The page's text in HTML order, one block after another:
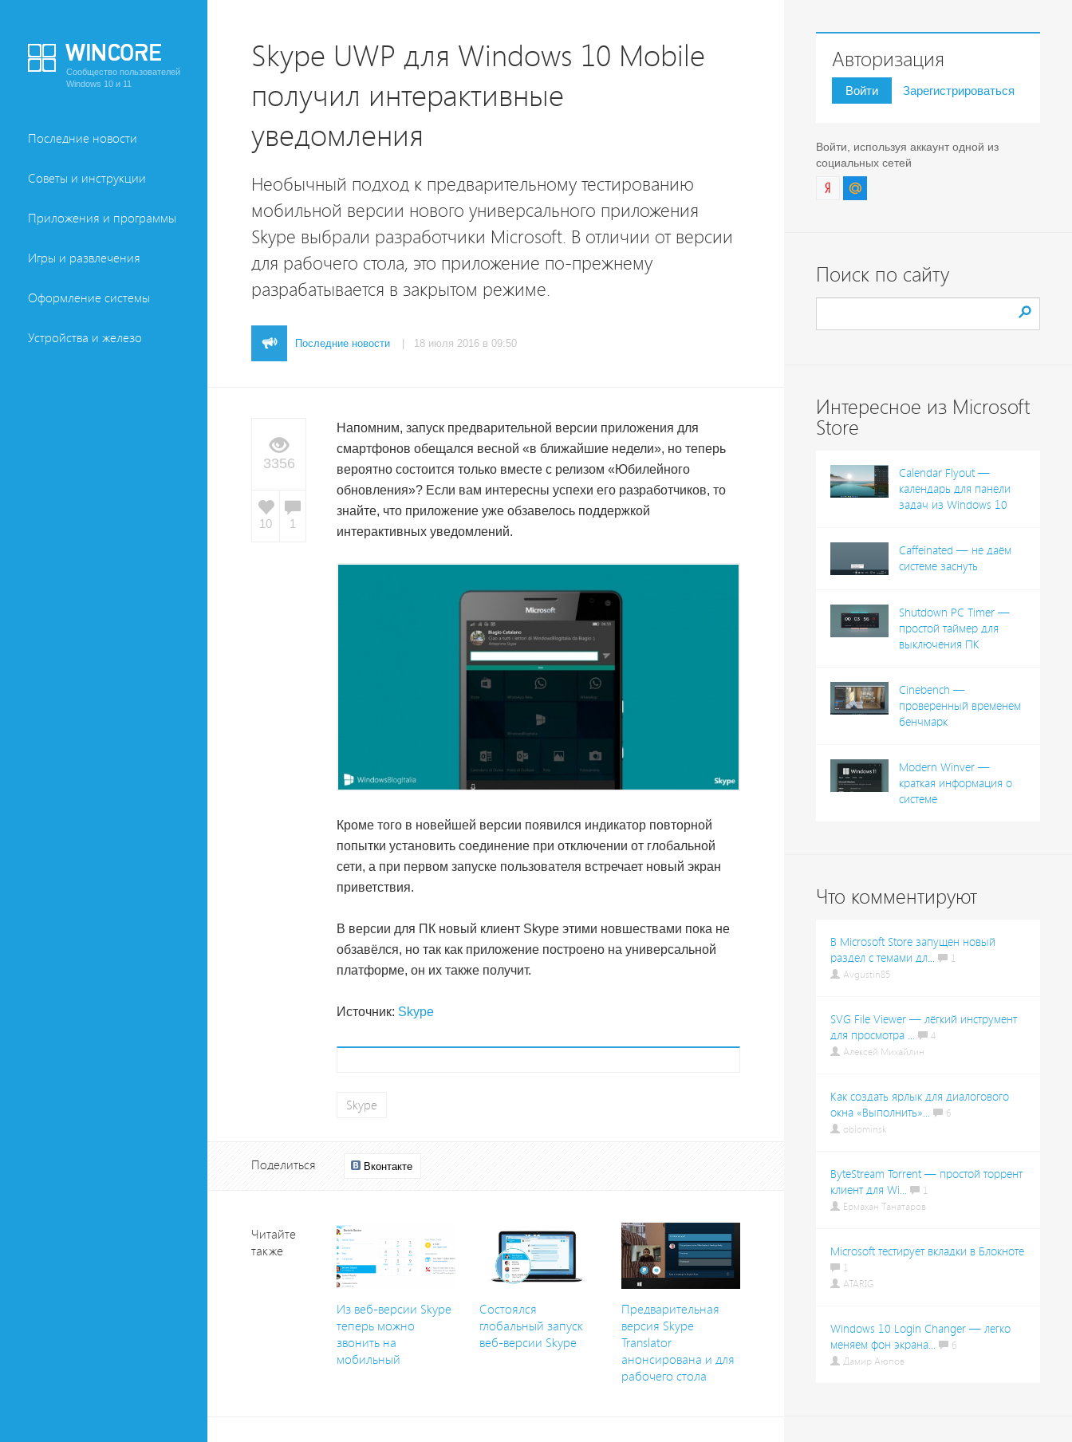
Сообщество пользователей
Windows 10 и 11
Последние новости
Советы и инструкции
Приложения и программы
Игры и развлечения
Оформление системы
Устройства и железо
Skype UWP для Windows 10 Mobile
получил интерактивные
уведомления
Необычный подход к предварительному тестированию
мобильной версии нового универсального приложения
Skype выбрали разработчики Microsoft. В отличии от версии
для рабочего стола, это приложение по-прежнему
разрабатывается в закрытом режиме.
Последние новости | 18 июля 2016 в 09:50
3356
10 1
Напомним, запуск предварительной версии приложения для
смартфонов обещался весной «в ближайшие недели», но теперь
вероятно состоится только вместе с релизом «Юбилейного
обновления»? Если вам интересны успехи его разработчиков, то
знайте, что приложение уже обзавелось поддержкой
интерактивных уведомлений.
Кроме того в новейшей версии появился индикатор повторной
попытки установить соединение при отключении от глобальной
сети, а при первом запуске пользователя встречает новый экран
приветствия.
В версии для ПК новый клиент Skype этими новшествами пока не
обзавёлся, но так как приложение построено на универсальной
платформе, он их также получит.
Источник: Skype
Skype
Поделиться Вконтакте
Читайте
также
Из веб-версии Skype
теперь можно
звонить на
мобильный
Состоялся
глобальный запуск
веб-версии Skype
Предварительная
версия Skype
Translator
анонсирована и для
рабочего стола
Авторизация
Войти Зарегистрироваться
Войти, используя аккаунт одной из
социальных сетей
Поиск по сайту
Интересное из Microsoft
Store
Calendar Flyout —
календарь для панели
задач из Windows 10
Caffeinated — не даём
системе заснуть
Shutdown PC Timer —
простой таймер для
выключения ПК
Cinebench —
проверенный временем
бенчмарк
Modern Winver —
краткая информация о
системе
Что комментируют
В Microsoft Store запущен новый
раздел с темами дл...
1
Avgustin85
SVG File Viewer — лёгкий инструмент
для просмотра ...
4
Алексей Михайлин
Как создать ярлык для диалогового
окна «Выполнить»...
6
oblominsk
ByteStream Torrent — простой торрент
клиент для Wi...
1
Ермахан Танатаров
Microsoft тестирует вкладки в Блокноте
1
ATARIG
Windows 10 Login Changer — легко
меняем фон экрана...
6
Дамир Аюпов